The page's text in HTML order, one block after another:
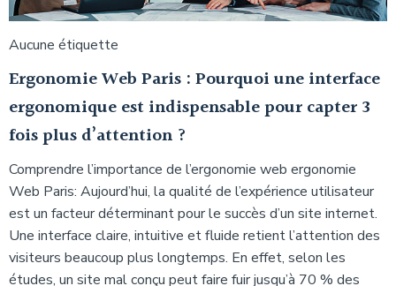
Aucune étiquette
Ergonomie Web Paris : Pourquoi une interface
ergonomique est indispensable pour capter 3
fois plus d’attention ?
Comprendre l’importance de l’ergonomie web ergonomie
Web Paris: Aujourd’hui, la qualité de l’expérience utilisateur
est un facteur déterminant pour le succès d’un site internet.
Une interface claire, intuitive et fluide retient l’attention des
visiteurs beaucoup plus longtemps. En effet, selon les
études, un site mal conçu peut faire fuir jusqu’à 70 % des